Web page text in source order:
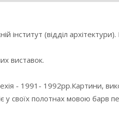
(відділ
виставок.
- 1991- 1992рр.Картини,
у своїх полотнах мовою барв